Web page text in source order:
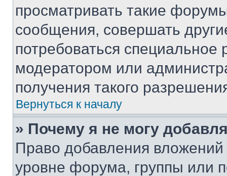
просматривать такие
сообщения, совершать
потребоваться
модератором или
получения такого
Вернуться к началу
» Почему я не могу
Право добавления
уровне форума, группы или